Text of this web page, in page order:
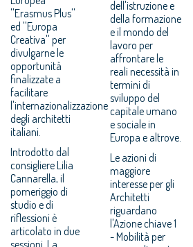
''Erasmus Plus''
ed ''Europa
Creativa'' per
divulgarne le
opportunità
finalizzate a
facilitare
l'internazionalizzazione
degli architetti
italiani.
Introdotto dal
consigliere Lilia
Cannarella, il
pomeriggio di
studio e di
riflessioni è
articolato in due
sessioni. La
dell'istruzione e
della formazione
e il mondo del
lavoro per
affrontare le
reali necessità in
termini di
sviluppo del
capitale umano
e sociale in
Europa e altrove.
Le azioni di
maggiore
interesse per gli
Architetti
riguardano
l'Azione chiave 1
- Mobilità per